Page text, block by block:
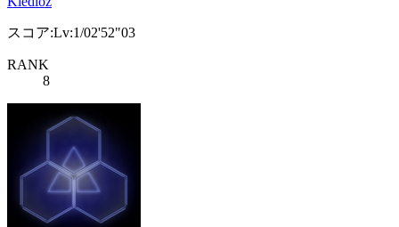
スコア:Lv:1/02'52"03
RANK
8